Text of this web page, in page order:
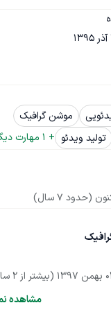
موشن گرافیک
تولید ویدئو +
1 مهارت
(حدود 7 سال)
(بیشتر از 2 سال)
مشاهده